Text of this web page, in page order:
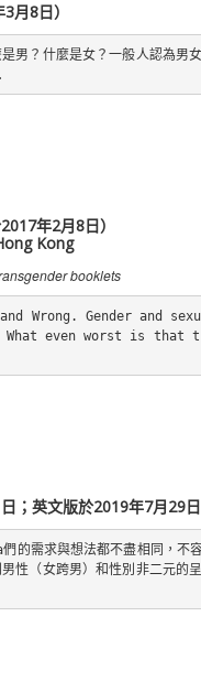
月8日）
男？什麼是女？一般人認為
年2月8日）
Kong
booklets
Wrong. Gender and
even worst is that
；英文版於2019年7月29日
的需求與想法都不盡相同，
性（女跨男）和性別非二元